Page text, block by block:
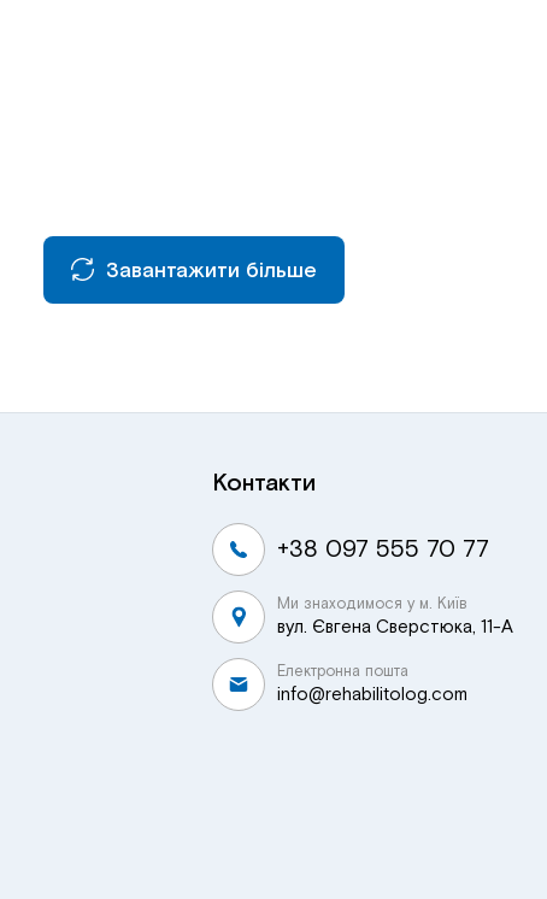
Завантажити більше
Контакти
+38 097 555 70 77
Ми знаходимося у м. Київ
вул. Євгена Сверстюка, 11-А
Електронна пошта
info@rehabilitolog.com